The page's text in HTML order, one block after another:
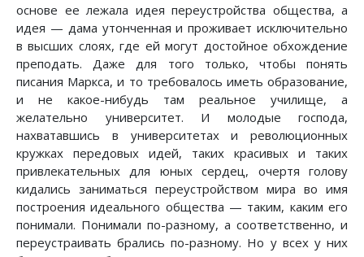
основе ее лежала идея переустройства общества, а
идея — дама утонченная и проживает исключительно
в высших слоях, где ей могут достойное обхождение
преподать. Даже для того только, чтобы понять
писания Маркса, и то требовалось иметь образование,
и не какое-нибудь там реальное училище, а
желательно университет. И молодые господа,
нахватавшись в университетах и революционных
кружках передовых идей, таких красивых и таких
привлекательных для юных сердец, очертя голову
кидались заниматься переустройством мира во имя
построения идеального общества — таким, каким его
понимали. Понимали по-разному, а соответственно, и
переустраивать брались по-разному. Но у всех у них